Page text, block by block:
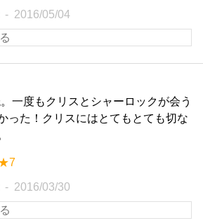
2016/05/04
一度もクリスとシャーロックが会う
った！クリスにはとてもとても切な
2016/03/30